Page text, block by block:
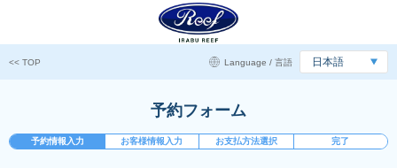
<< TOP Language / 言語
予約フォーム
予約情報入力 お客様情報入力 お支払方法選択 完了